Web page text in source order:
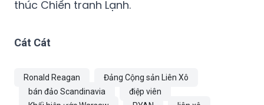
chiến tranh hạt nhân. Ông Reagan sau đó
thúc Chiến tranh Lạnh.
Cát Cát